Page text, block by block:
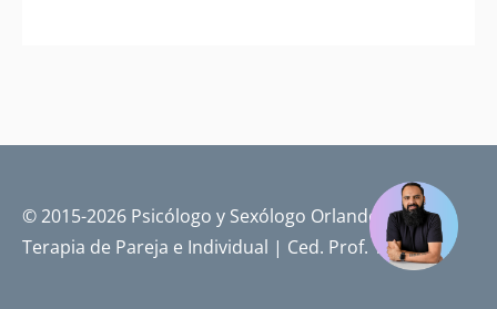
© 2015-2026 Psicólogo y Sexólogo Orlando Pérez |
Terapia de Pareja e Individual | Ced. Prof. 14719701